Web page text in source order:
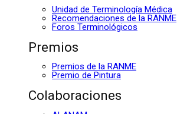
Unidad de Terminología Médica
Recomendaciones de la RANME
Foros Terminológicos
Premios
Premios de la RANME
Premio de Pintura
Colaboraciones